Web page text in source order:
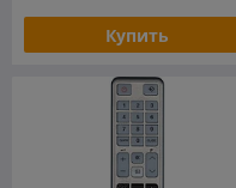
Купить